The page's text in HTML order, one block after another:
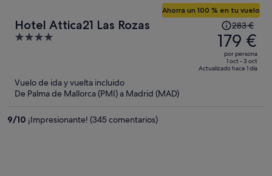
Hotel Attica21 Las Rozas
4
Ahorra un 100 % en tu vuelo
El
precio
era
de
283 €,
283 €
179 €
por persona
1 oct - 3 oct
Actualizado hace 1 día
Vuelo de ida y vuelta incluido
De Palma de Mallorca (PMI) a Madrid (MAD)
9/10 ¡Impresionante! (345 comentarios)